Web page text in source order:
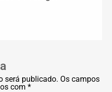
será publicado. Os campos
com *